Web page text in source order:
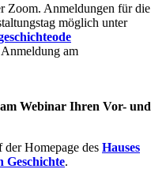
Zoom. Anmeldungen für die
möglich unter
ode
am
Webinar Ihren Vor- und
Homepage des Hauses
Geschichte.